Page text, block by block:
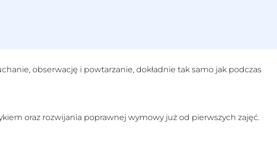
obserwację i powtarzanie, dokładnie tak samo jak podczas
oraz rozwijania poprawnej wymowy już od pierwszych zajęć.